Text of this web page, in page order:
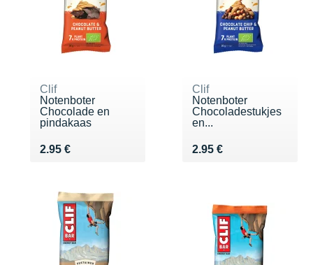
Clif
Notenboter
Chocolade en
pindakaas
2.95 €
Vendu 2.95 €
Clif
Notenboter
Chocoladestukjes
en...
2.95 €
Vendu 2.95 €